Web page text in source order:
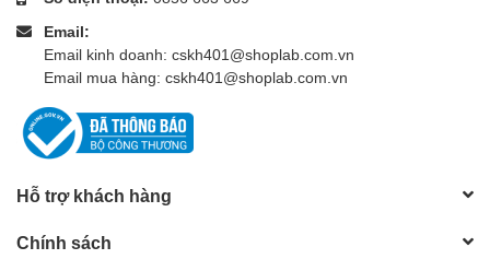
Email:
Email kinh doanh: cskh401@shoplab.com.vn
Email mua hàng: cskh401@shoplab.com.vn
Hỗ trợ khách hàng
Chính sách